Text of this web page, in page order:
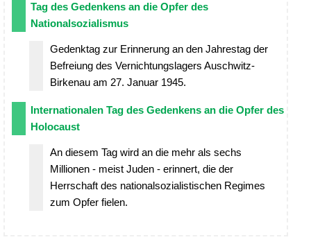
Tag des Gedenkens an die Opfer des
Nationalsozialismus
Gedenktag zur Erinnerung an den Jahrestag der
Befreiung des Vernichtungslagers Auschwitz-
Birkenau am 27. Januar 1945.
Internationalen Tag des Gedenkens an die Opfer des
Holocaust
An diesem Tag wird an die mehr als sechs
Millionen - meist Juden - erinnert, die der
Herrschaft des nationalsozialistischen Regimes
zum Opfer fielen.